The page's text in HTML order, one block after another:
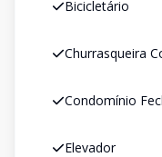
Bicicletário
Churrasqueira
Condomínio
Elevador